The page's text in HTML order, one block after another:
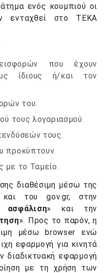
ενός κουμπιού οι
ενταχθεί στο ΤΕΚΑ
που έχουν
ίδιους ή/και τον
του.
τους λογαριασμού.
τους.
προκύπτουν.
με το Ταμείο.
διαθέσιμη μέσω της
και του gov.gr, στην
ασφάλιση» και την
». Προς το παρόν, η
μέσω browser ενώ
εφαρμογή για κινητά
εφαρμογή
με τη χρήση των